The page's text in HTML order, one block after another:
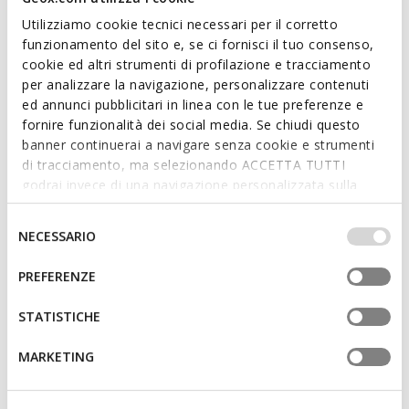
Utilizziamo cookie tecnici necessari per il corretto
funzionamento del sito e, se ci fornisci il tuo consenso,
cookie ed altri strumenti di profilazione e tracciamento
per analizzare la navigazione, personalizzare contenuti
ed annunci pubblicitari in linea con le tue preferenze e
fornire funzionalità dei social media. Se chiudi questo
banner continuerai a navigare senza cookie e strumenti
di tracciamento, ma selezionando ACCETTA TUTTI
godrai invece di una navigazione personalizzata sulla
base dei tuoi gusti ed interessi. Selezionando
IMPOSTAZIONI potrai anche scegliere quali cookies ed
altri strumenti di tracciamento autorizzare. Per maggiori
informazioni o per modificare in qualsiasi momento le
tue impostazioni, visita la nostra
consenso
NECESSARIO
PREFERENZE
STATISTICHE
MARKETING
XAND 2S MULHER
Sandálias rasas
€81,32
1 COR
Price reduced from
€109,90
to
Preço de tabela
€81,32 Preço anterior
SUSTENTÁVEL
VIRNILISA 65 S MULHER
Sandálias de salto médio
€82,73
2 CORES
Price reduced from
€119,90
to
Preço de tabela
€82,73 Preço anterior